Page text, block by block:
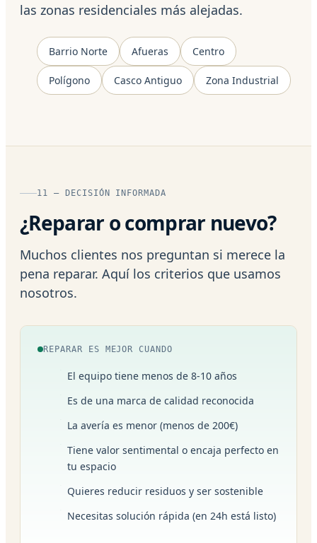
las zonas residenciales más alejadas.
Barrio Norte Afueras Centro
Polígono Casco Antiguo Zona Industrial
11 — DECISIÓN INFORMADA
¿Reparar o comprar nuevo?
Muchos clientes nos preguntan si merece la
pena reparar. Aquí los criterios que usamos
nosotros.
REPARAR ES MEJOR CUANDO
El equipo tiene menos de 8-10 años
Es de una marca de calidad reconocida
La avería es menor (menos de 200€)
Tiene valor sentimental o encaja perfecto en
tu espacio
Quieres reducir residuos y ser sostenible
Necesitas solución rápida (en 24h está listo)